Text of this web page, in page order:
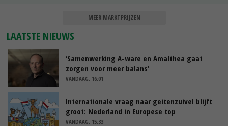
MEER MARKTPRIJZEN
LAATSTE NIEUWS
‘Samenwerking A-ware en Amalthea gaat
zorgen voor meer balans’
VANDAAG, 16:01
Internationale vraag naar geitenzuivel blijft
groot: Nederland in Europese top
VANDAAG, 15:33